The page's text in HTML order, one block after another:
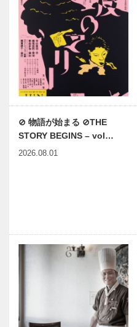
⊘ 物語が始まる ⊘THE
STORY BEGINS – vol…
2026.08.01